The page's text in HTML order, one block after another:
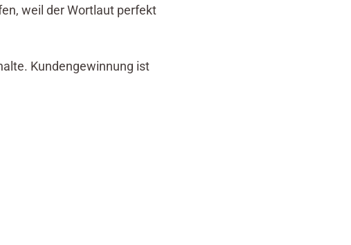
weil der Wortlaut perfekt
Kundengewinnung ist